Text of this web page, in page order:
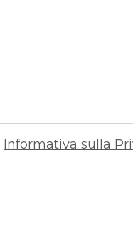
Informativa sulla